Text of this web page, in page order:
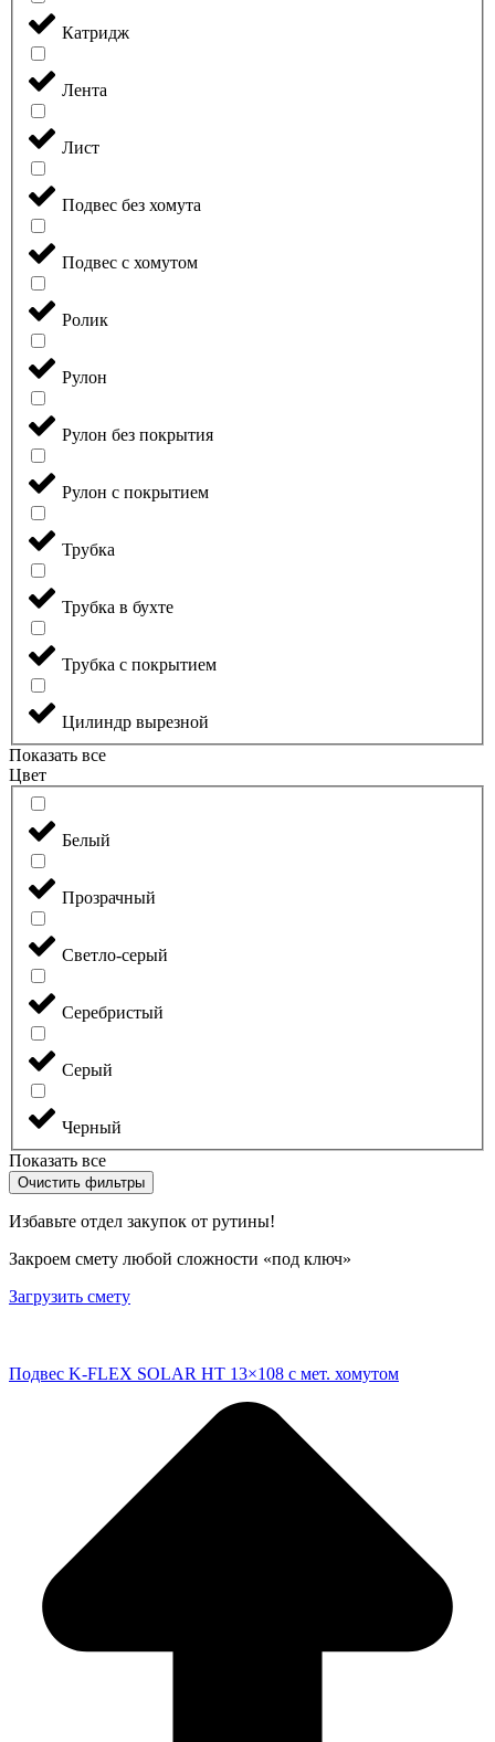
Катридж
Лента
Лист
Подвес без хомута
Подвес с хомутом
Ролик
Рулон
Рулон без покрытия
Рулон с покрытием
Трубка
Трубка в бухте
Трубка с покрытием
Цилиндр вырезной
Показать все
Цвет
Белый
Прозрачный
Светло-серый
Серебристый
Серый
Черный
Показать все
Очистить фильтры
Избавьте отдел закупок от рутины!
Закроем смету любой сложности «под ключ»
Загрузить смету
Подвес K-FLEX SOLAR HT 13×108 с мет. хомутом